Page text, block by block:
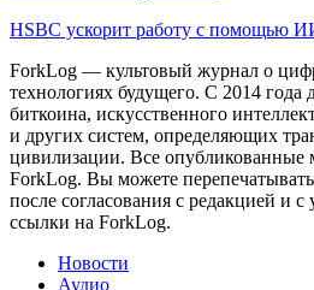
HSBC ускорит работу с помощью
ForkLog — культовый журнал о
технологиях будущего. С 2014 года
биткоина, искусственного
и других систем, определяющих
цивилизации. Все опубликованные
ForkLog. Вы можете
после согласования с редакцией и с
ссылки на ForkLog.
Новости
Аудио